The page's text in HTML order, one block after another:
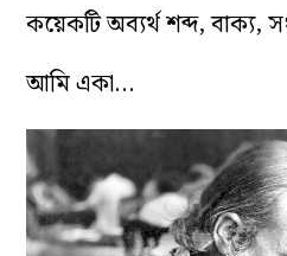
কয়েকটি অব্যর্থ শব্দ, বাক্য,
আমি একা…